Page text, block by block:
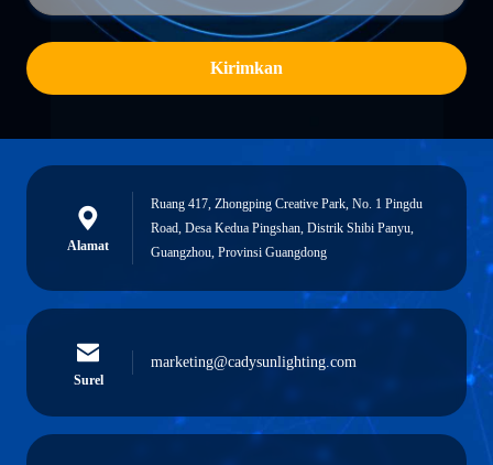
Kirimkan
Alamat
Ruang 417, Zhongping Creative Park, No. 1 Pingdu
Road, Desa Kedua Pingshan, Distrik Shibi Panyu,
Guangzhou, Provinsi Guangdong
Surel
marketing@cadysunlighting.com